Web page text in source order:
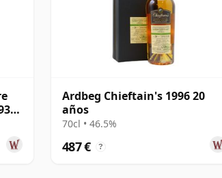
Ardbeg Chieftain's 1996 20
años
70cl • 46.5%
487 € ?